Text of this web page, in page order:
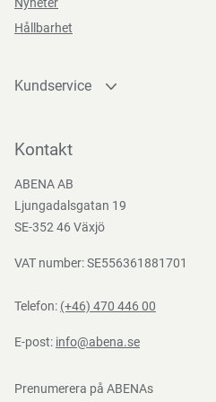
166:2002
Hållbarhet
Kundservice
Bli kund
Nedladdningar
Kontakt
ABENA AB
Ljungadalsgatan 19
SE-352 46 Växjö
VAT number: SE556361881701
Telefon: (+46) 470 446 00
E-post: info@abena.se
Prenumerera på ABENAs